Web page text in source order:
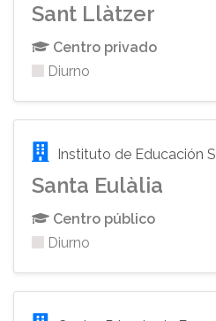
Sant Llàtzer
Centro privado
Diurno
Instituto de Educación
Santa Eulàlia
Centro público
Diurno